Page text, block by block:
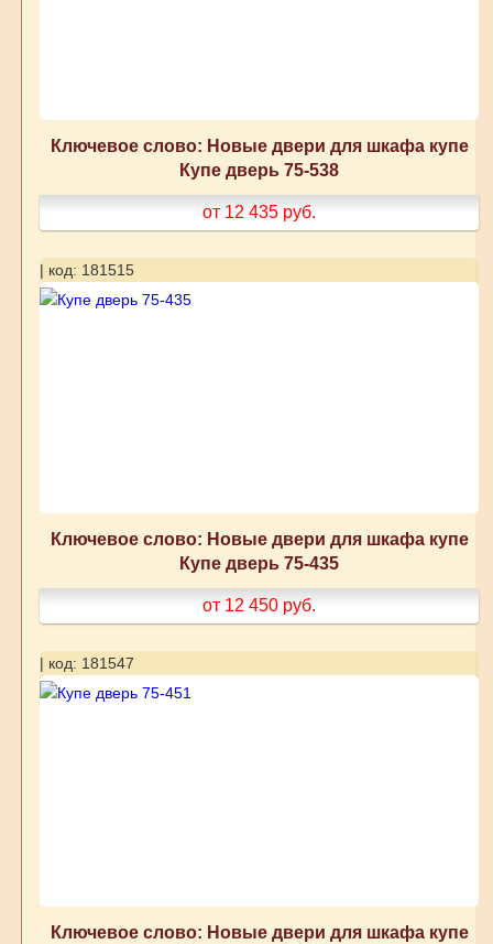
Ключевое слово: Новые двери для шкафа купе
Купе дверь 75-538
от 12 435 руб.
| код: 181515
Ключевое слово: Новые двери для шкафа купе
Купе дверь 75-435
от 12 450 руб.
| код: 181547
Ключевое слово: Новые двери для шкафа купе